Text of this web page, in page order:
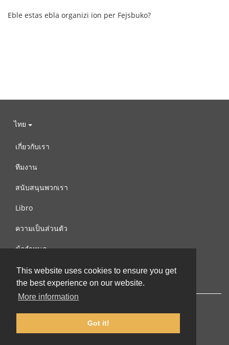
This website uses cookies to ensure you get
the best experience on our website.
More information
Got it!
Eble estas ebla organizi ion per Fejsbuko?
ไทย
เกี่ยวกับเรา
ทีมงาน
สนับสนุนพวกเรา
Libro
ความเป็นส่วนตัว
ข้อกำหนด
ติดต่อเรา
© 2002-2026 lernu.net |Impressum